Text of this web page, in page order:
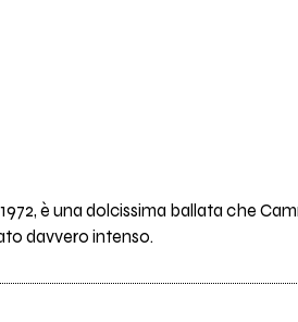
è una dolcissima ballata che
davvero intenso.